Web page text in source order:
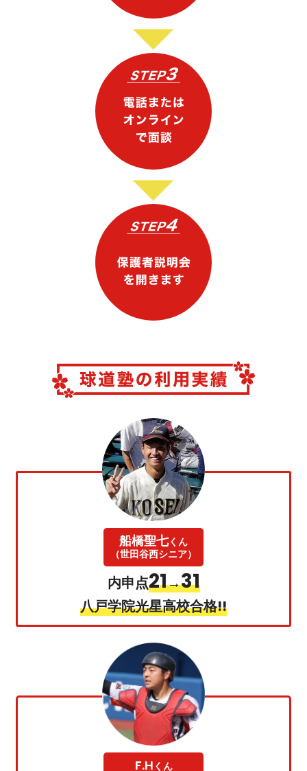
船橋聖七くん
（世田谷西シニア）
内申点21→31
八戸学院光星高校合格!!
F.H くん